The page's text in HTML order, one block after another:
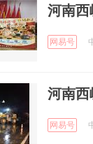
河南西
网易号
河南西
网易号